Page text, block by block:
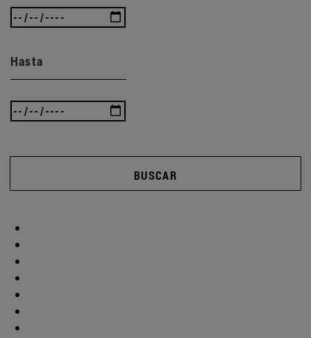
Hasta
BUSCAR